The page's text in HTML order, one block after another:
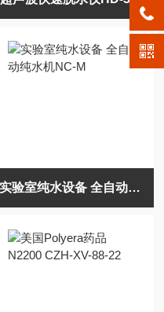
实验室纯水设备 全自动纯水机NC-M